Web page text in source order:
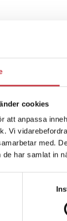
cookies
att anpassa
Vi
med.
de har samlat in